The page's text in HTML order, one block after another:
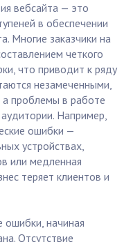
вебсайта — это
в обеспечении
Многие заказчики на
четкого
что приводит к ряду
незамеченными,
а проблемы в работе
Например,
ошибки —
устройствах,
или медленная
теряет клиентов и
ошибки, начиная
Отсутствие